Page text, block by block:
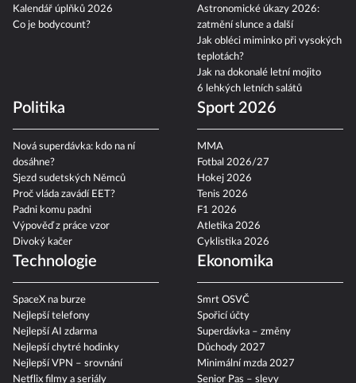
Kalendář úplňků 2026
Co je bodycount?
Astronomické úkazy 2026:
zatmění slunce a další
Jak obléci miminko při vysokých
teplotách?
Jak na dokonalé letní mojito
6 lehkých letních salátů
Politika
Nová superdávka: kdo na ní
dosáhne?
Sjezd sudetských Němců
Proč vláda zavádí EET?
Padni komu padni
Výpověď z práce vzor
Divoký kačer
Sport 2026
MMA
Fotbal 2026/27
Hokej 2026
Tenis 2026
F1 2026
Atletika 2026
Cyklistika 2026
Technologie
SpaceX na burze
Nejlepší telefony
Nejlepší AI zdarma
Nejlepší chytré hodinky
Nejlepší VPN – srovnání
Netflix filmy a seriály
Ekonomika
Smrt OSVČ
Spořicí účty
Superdávka – změny
Důchody 2027
Minimální mzda 2027
Senior Pas – slevy